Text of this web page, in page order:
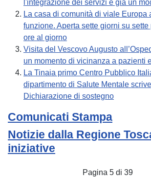
l'integrazione dei servizi è già un
La casa di comunità di viale Europa
funzione. Aperta sette giorni su
ore al giorno
Visita del Vescovo Augusto
un momento di vicinanza a pazienti
La Tinaia primo Centro Pubblico
dipartimento di Salute Mentale
Dichiarazione di sostegno
Comunicati Stampa
Notizie dalla Regione
iniziative
Pagina 5 di 39